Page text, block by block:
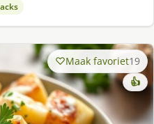
Maak favoriet19
👍